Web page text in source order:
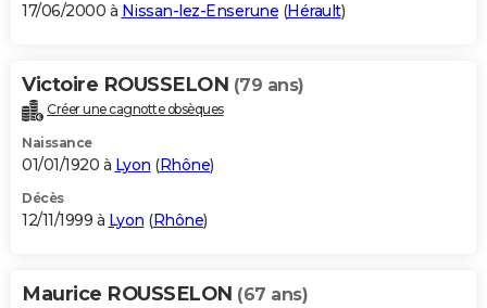
17/06/2000 à Nissan-lez-Enserune (Hérault)
Victoire ROUSSELON (79 ans)
Créer une cagnotte obsèques
Naissance
01/01/1920 à Lyon (Rhône)
Décès
12/11/1999 à Lyon (Rhône)
Maurice ROUSSELON (67 ans)